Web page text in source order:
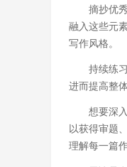
摘抄优
融入这些元
写作风格。
持续练
进而提高整
想要深
以获得审题
理解每一篇